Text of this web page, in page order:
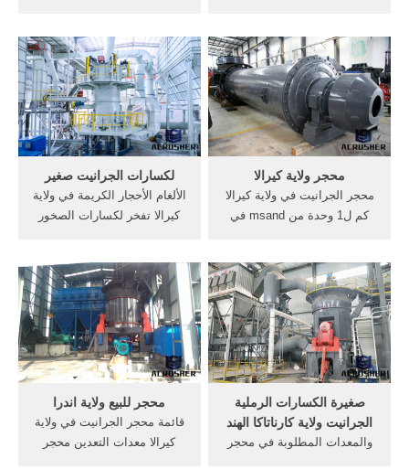
الأعمال, كيفية بدء محجر صغير
في, محجر الجرانيت في نيجيريا
خطة الأعمال كيفية بدء محجر
صغير في الحصول على السعر .
الرمل في ولاية اندرا براديش
نيلور, محطة كسارة محجر في
ولاية تكساس, مصر حجر .
لكسارات الجرانيت صغير
الألغام الأحجار الكريمة في ولاية
كيرالا تفخر لكسارات الصخور
موبايل روك آلة سحق في
أستراليا الغرانيت صغير آلة
تدوير آلة الرمال في الهند ...
محجر ولاية كيرالا
محجر الجرانيت في ولاية كيرالا
كم ل1 وحدة من msand في
msand في ولاية كيرالا محجر
الجرانيت للبيع ولاية, تاميل نادو
بيع محجر كسارة zcvip365
حول محجر .
محجر للبيع ولاية اندرا
قائمة محجر الجرانيت في ولاية
كيرالا معدات التعدين محجر
صغيرة الكسارات الرملية
الجرانيت ولاية كارناتاكا الهند
والمعدات المطلوبة في محجر